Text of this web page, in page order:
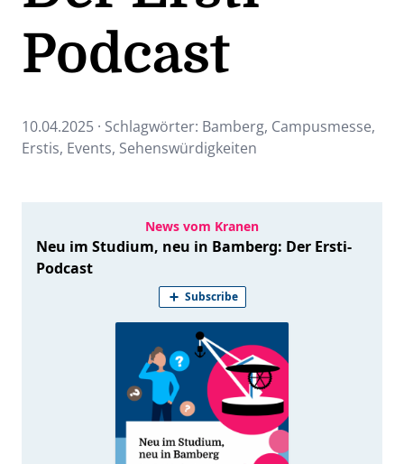
Podcast
10.04.2025 · Schlagwörter: Bamberg, Campusmesse,
Erstis, Events, Sehenswürdigkeiten